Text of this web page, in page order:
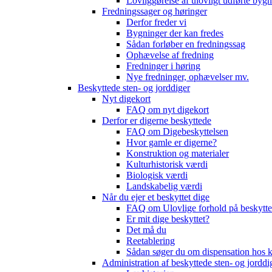
Fredningssager og høringer
Derfor freder vi
Bygninger der kan fredes
Sådan forløber en fredningssag
Ophævelse af fredning
Fredninger i høring
Nye fredninger, ophævelser mv.
Beskyttede sten- og jorddiger
Nyt digekort
FAQ om nyt digekort
Derfor er digerne beskyttede
FAQ om Digebeskyttelsen
Hvor gamle er digerne?
Konstruktion og materialer
Kulturhistorisk værdi
Biologisk værdi
Landskabelig værdi
Når du ejer et beskyttet dige
FAQ om Ulovlige forhold på
Er mit dige beskyttet?
Det må du
Reetablering
Sådan søger du om dispensation hos
Administration af beskyttede sten- og